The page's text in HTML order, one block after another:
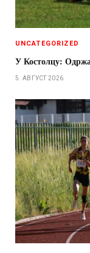
UNCATEGORIZED
У Костолцу:
5. АВГУСТ 2026.